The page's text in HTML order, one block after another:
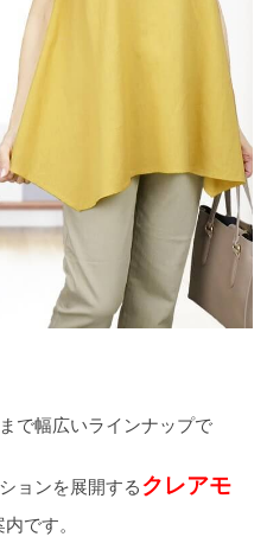
で幅広いラインナップで
ョンを展開するクレアモ
です。